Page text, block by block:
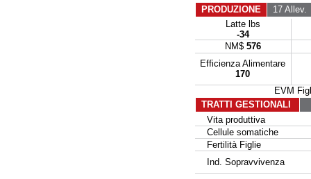
PRODUZIONE
17 Allev.
Latte lbs
-34
NM$ 576
Efficienza Alimentare
170
EVM
TRATTI GESTIONALI
Vita produttiva
Cellule somatiche
Fertilità Figlie
Ind. Sopravvivenza